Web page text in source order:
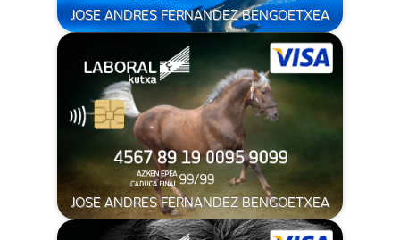
JOSE ANDRES FERNANDEZ BENGOETXEA
JOSE ANDRES FERNANDEZ BENGOETXEA